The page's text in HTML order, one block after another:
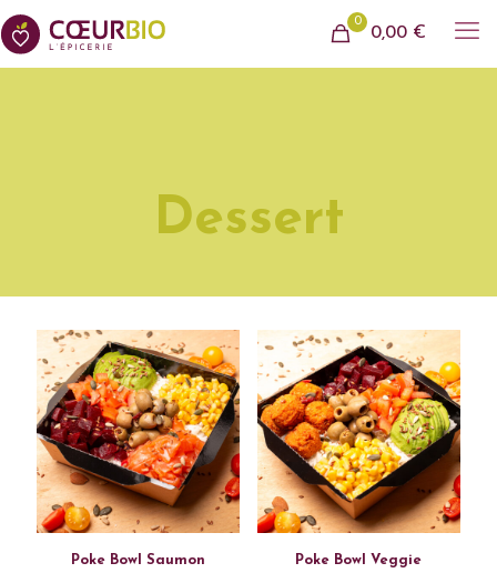
0
0,00 €
Dessert
Poke Bowl Saumon Poke Bowl Veggie